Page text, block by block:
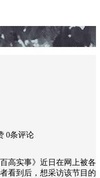
0条评论
高实事》近日在网上被各
看到后，想采访该节目的